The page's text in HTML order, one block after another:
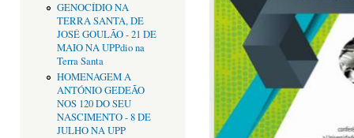
GENOCÍDIO NA
TERRA SANTA, DE
JOSÉ GOULÃO - 21 DE
MAIO NA UPPdio na
Terra Santa
HOMENAGEM A
ANTÓNIO GEDEÃO
NOS 120 DO SEU
NASCIMENTO - 8 DE
JULHO NA UPP